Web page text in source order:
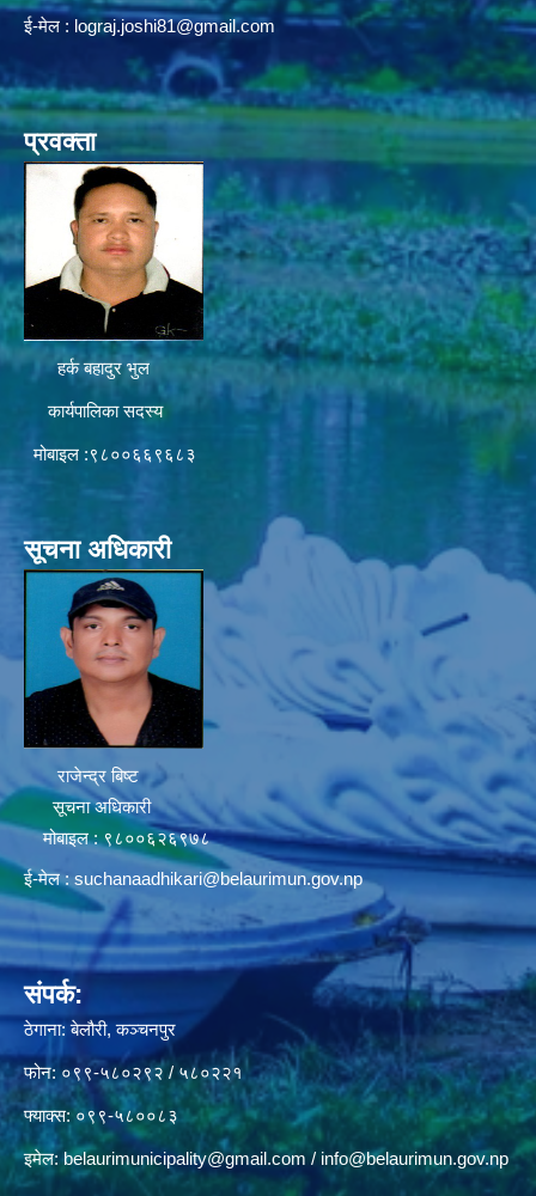
ई-मेल : lograj.joshi81@gmail.com
प्रवक्ता
हर्क बहादुर भुल
कार्यपालिका सदस्य
मोबाइल :९८००६६९६८३
सूचना अधिकारी
राजेन्द्र बिष्ट
सूचना अधिकारी
मोबाइल : ९८००६२६९७८
ई-मेल : suchanaadhikari@belaurimun.gov.np
संपर्क:
ठेगाना: बेलौरी, कञ्चनपुर
फोन: ०९९-५८०२९२ / ५८०२२१
फ्याक्स: ०९९-५८००८३
इमेल:belaurimunicipality@gmail.com / info@belaurimun.gov.np